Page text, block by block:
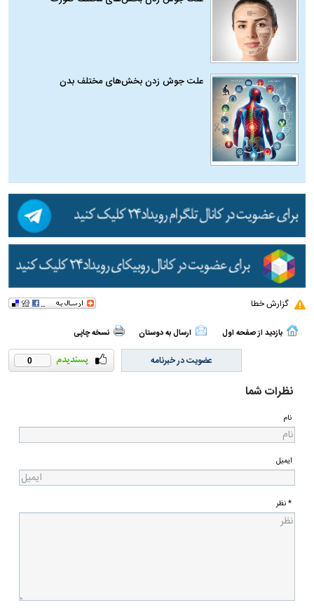
علت جوش زدن بخش‌های مختلف بدن
گزارش خطا
بازدید از صفحه اول ارسال به دوستان نسخه چاپی
0 عضویت در خبرنامه
نظرات شما
نام
ایمیل
* نظر